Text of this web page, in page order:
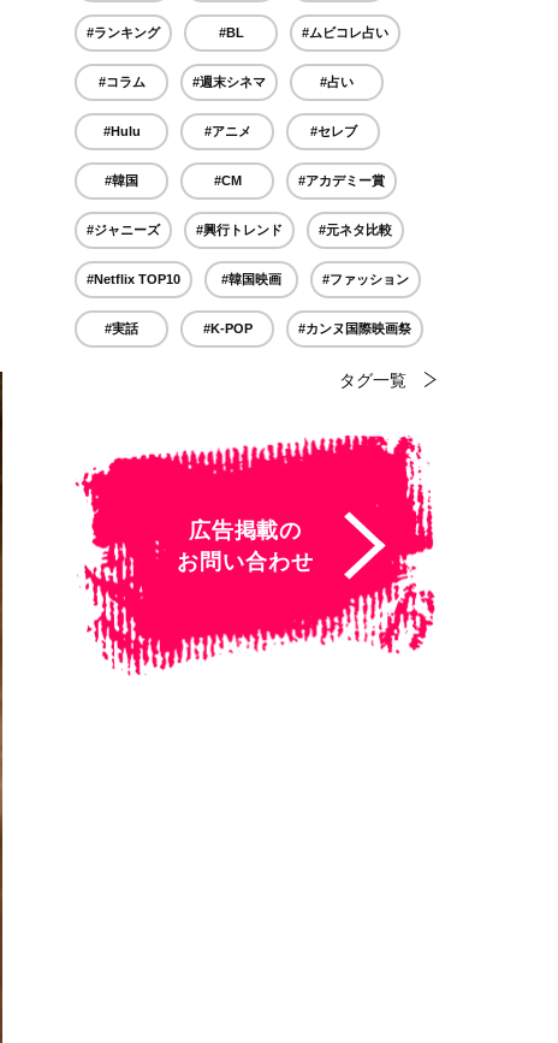
#ランキング #BL #ムビコレ占い
#コラム #週末シネマ #占い
#Hulu #アニメ #セレブ
#韓国 #CM #アカデミー賞
#ジャニーズ #興行トレンド #元ネタ比較
#Netflix TOP10 #韓国映画 #ファッション
#実話 #K-POP #カンヌ国際映画祭
タグ一覧
広告掲載の
お問い合わせ